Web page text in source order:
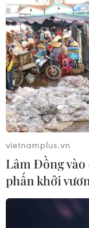
Mức thu phí sử
cao và thời điểm
gánh nặng chi
phục hồi của
vietnamplus.vn
Lâm Đồng vào
phấn khởi